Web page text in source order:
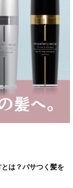
は？パサつく髪を